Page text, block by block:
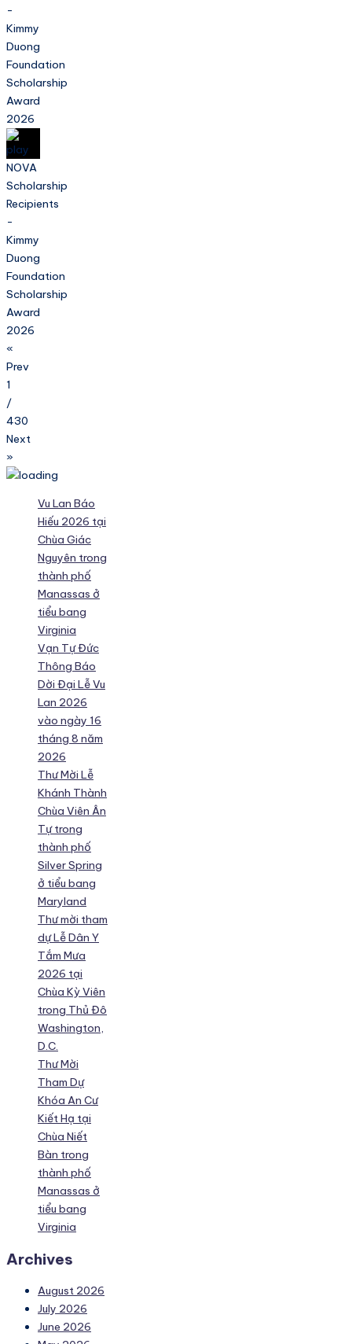
-
Kimmy
Duong
Foundation
Scholarship
Award
2026
NOVA
Scholarship
Recipients
-
Kimmy
Duong
Foundation
Scholarship
Award
2026
«
Prev
1
/
430
Next
»
Vu Lan Báo
Hiếu 2026 tại
Chùa Giác
Nguyên trong
thành phố
Manassas ở
tiểu bang
Virginia
Vạn Tự Đức
Thông Báo
Dời Đại Lễ Vu
Lan 2026
vào ngày 16
tháng 8 năm
2026
Thư Mời Lễ
Khánh Thành
Chùa Viên Ân
Tự trong
thành phố
Silver Spring
ở tiểu bang
Maryland
Thư mời tham
dự Lễ Dân Y
Tắm Mưa
2026 tại
Chùa Kỳ Viên
trong Thủ Đô
Washington,
D.C.
Thư Mời
Tham Dự
Khóa An Cư
Kiết Hạ tại
Chùa Niết
Bàn trong
thành phố
Manassas ở
tiểu bang
Virginia
Archives
August 2026
July 2026
June 2026